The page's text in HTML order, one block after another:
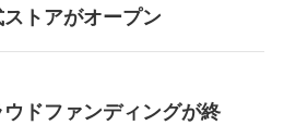
トアがオープン
ドファンディングが終